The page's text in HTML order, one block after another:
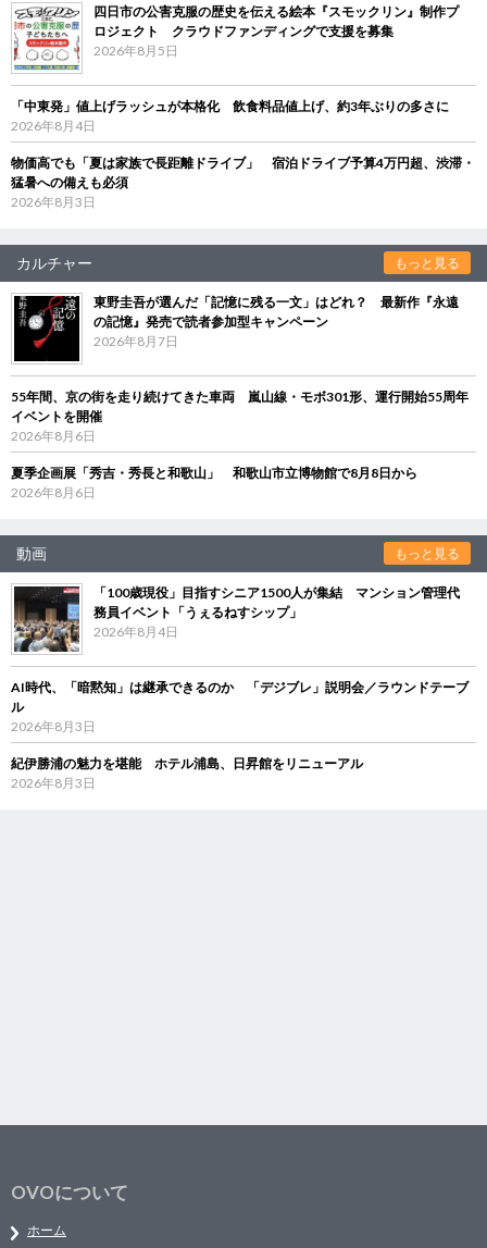
四日市の公害克服の歴史を伝える絵本『スモックリン』制作プ
ロジェクト クラウドファンディングで支援を募集
2026年8月5日
「中東発」値上げラッシュが本格化 飲食料品値上げ、約3年ぶりの多さに
2026年8月4日
物価高でも「夏は家族で長距離ドライブ」 宿泊ドライブ予算4万円超、渋滞・
猛暑への備えも必須
2026年8月3日
カルチャー もっと見る
東野圭吾が選んだ「記憶に残る一文」はどれ？ 最新作『永遠
の記憶』発売で読者参加型キャンペーン
2026年8月7日
55年間、京の街を走り続けてきた車両 嵐山線・モボ301形、運行開始55周年
イベントを開催
2026年8月6日
夏季企画展「秀吉・秀長と和歌山」 和歌山市立博物館で8月8日から
2026年8月6日
動画 もっと見る
「100歳現役」目指すシニア1500人が集結 マンション管理代
務員イベント「うぇるねすシップ」
2026年8月4日
AI時代、「暗黙知」は継承できるのか 「デジブレ」説明会／ラウンドテーブ
ル
2026年8月3日
紀伊勝浦の魅力を堪能 ホテル浦島、日昇館をリニューアル
2026年8月3日
OVOについて
ホーム